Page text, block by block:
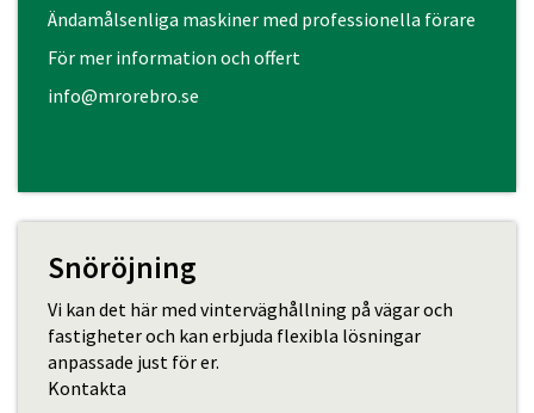
Ändamålsenliga maskiner med professionella förare
För mer information och offert
info@mrorebro.se
Snöröjning
Vi kan det här med vinterväghållning på vägar och
fastigheter och kan erbjuda flexibla lösningar
anpassade just för er.
Kontakta